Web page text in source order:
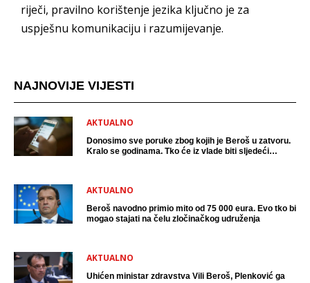
riječi, pravilno korištenje jezika ključno je za
uspješnu komunikaciju i razumijevanje.
NAJNOVIJE VIJESTI
AKTUALNO
Donosimo sve poruke zbog kojih je Beroš u zatvoru.
Kralo se godinama. Tko će iz vlade biti sljedeći
AKTUALNO
Beroš navodno primio mito od 75 000 eura. Evo tko bi
mogao stajati na čelu zločinačkog udruženja
AKTUALNO
Uhićen ministar zdravstva Vili Beroš, Plenković ga